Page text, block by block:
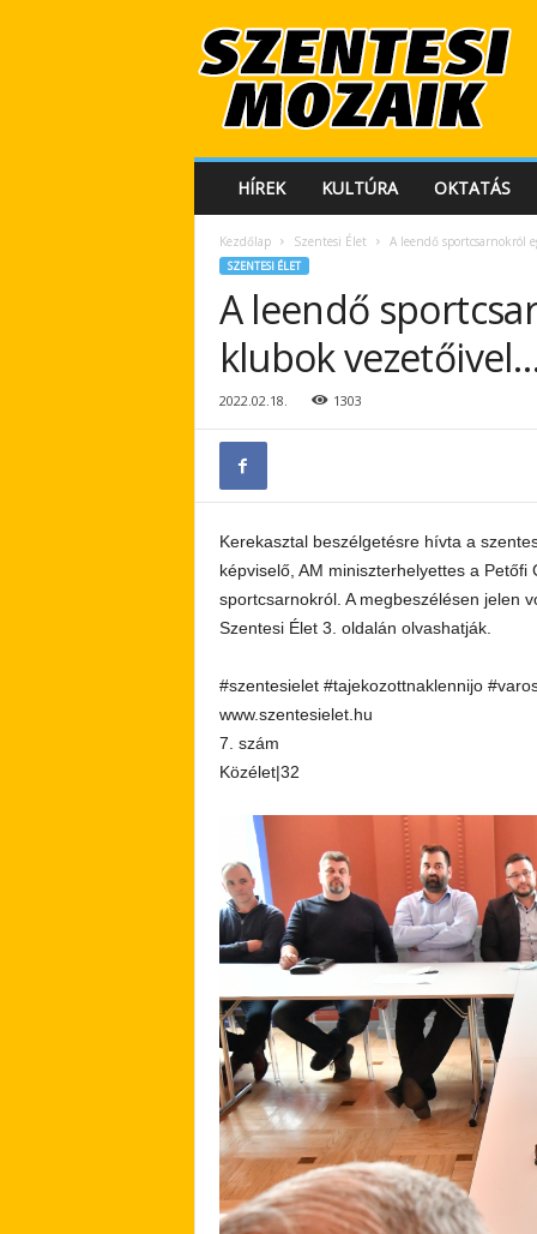
e
HÍREK KULTÚRA OKTATÁS
Kezdőlap Szentesi Élet A leendő sportcsarnokról
SZENTESI ÉLET
A leendő
klubok
2022.02.18. 1303
Kerekasztal beszélgetésre hívta a
képviselő, AM miniszterhelyettes a
sportcsarnokról. A megbeszélésen jelen
Szentesi Élet 3. oldalán olvashatják.
#szentesielet #tajekozottnaklennijo
www.szentesielet.hu
7. szám
Közélet|32